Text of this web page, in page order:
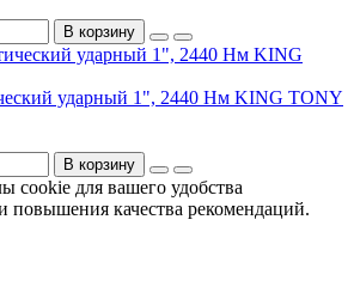
В корзину
ударный 1", 2440 Нм KING TONY
В корзину
cookie для вашего удобства
повышения качества рекомендаций.